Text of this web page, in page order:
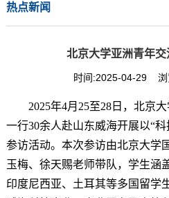
热点新闻
北京大学亚洲青年
时间:2025-04-29
2025年4月25至28日，北京大
一行30余人赴山东威海开展以“
参访活动。本次参访由北京大学
玉梅、徐天赐老师带队，学生涵
印度尼西亚、土耳其等多国留学